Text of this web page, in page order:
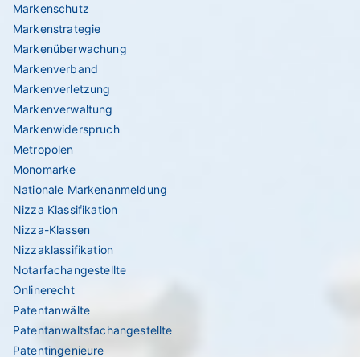
Markenschutz
Markenstrategie
Markenüberwachung
Markenverband
Markenverletzung
Markenverwaltung
Markenwiderspruch
Metropolen
Monomarke
Nationale Markenanmeldung
Nizza Klassifikation
Nizza-Klassen
Nizzaklassifikation
Notarfachangestellte
Onlinerecht
Patentanwälte
Patentanwaltsfachangestellte
Patentingenieure